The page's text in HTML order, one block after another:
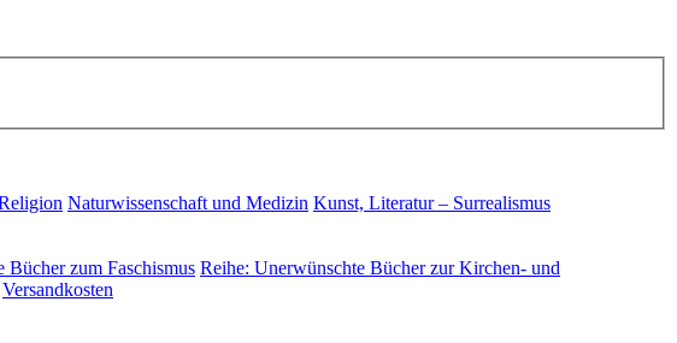
Naturwissenschaft und Medizin Kunst, Literatur – Surrealismus
Bücher zum Faschismus Reihe: Unerwünschte Bücher zur Kirchen- und
Versandkosten